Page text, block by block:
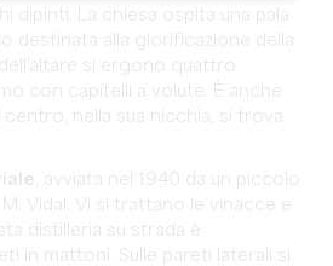
dipinti. La chiesa ospita una pala
destinata alla glorificazione della
si ergono quattro
con capitelli a volute. È anche
nella sua nicchia, si trova
, avviata nel 1940 da un piccolo
Vidal. Vi si trattano le vinacce e
distilleria su strada è
in mattoni. Sulle pareti laterali si